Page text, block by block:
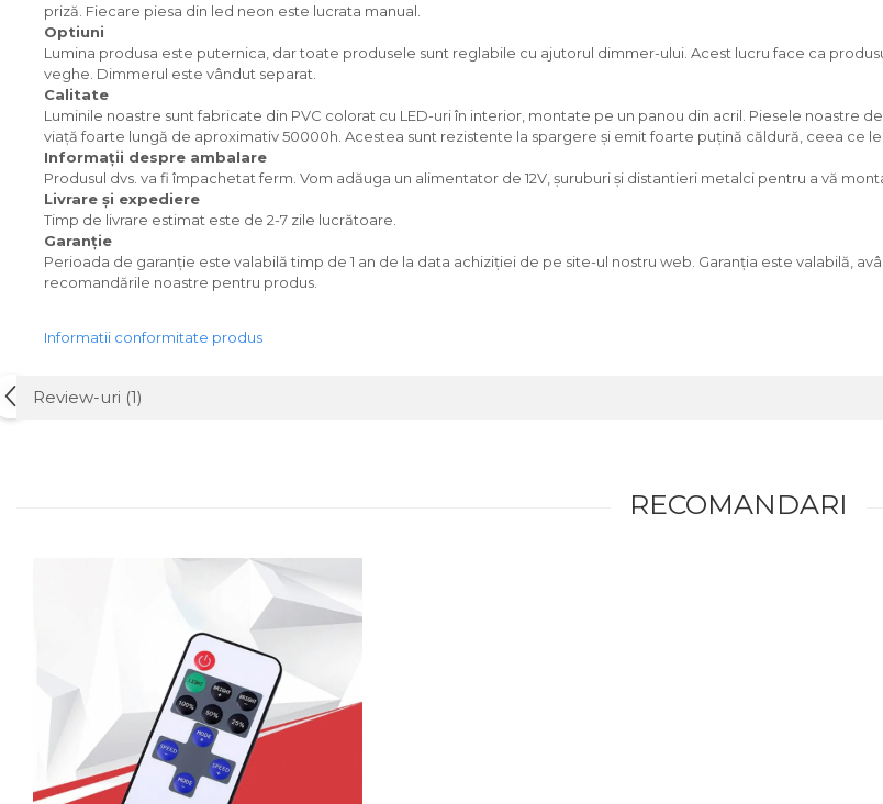
priză. Fiecare piesa din led neon este lucrata manual.
Optiuni
Lumina produsa este puternica, dar toate produsele sunt reglabile cu ajutorul dimmer-ului. Acest lucru face ca
veghe. Dimmerul este vândut separat.
Calitate
Luminile noastre sunt fabricate din PVC colorat cu LED-uri în interior, montate pe un panou din acril. Piesele noastre
viață foarte lungă de aproximativ 50000h. Acestea sunt rezistente la spargere și emit foarte puțină căldură, ceea ce
Informații despre ambalare
Produsul dvs. va fi împachetat ferm. Vom adăuga un alimentator de 12V, șuruburi și distantieri metalci pentru a vă
Livrare și expediere
Timp de livrare estimat este de 2-7 zile lucrătoare.
Garanţie
Perioada de garanție este valabilă timp de 1 an de la data achiziției de pe site-ul nostru web. Garanția este valabilă,
recomandările noastre pentru produs.
Informatii conformitate produs
Review-uri (1)
RECOMANDARI